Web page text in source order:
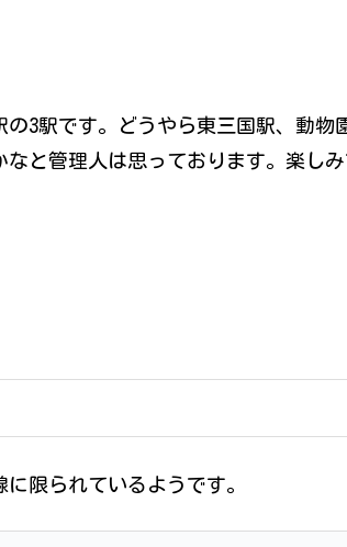
3駅です。どうやら東三国駅、動物
と管理人は思っております。楽し
限られているようです。